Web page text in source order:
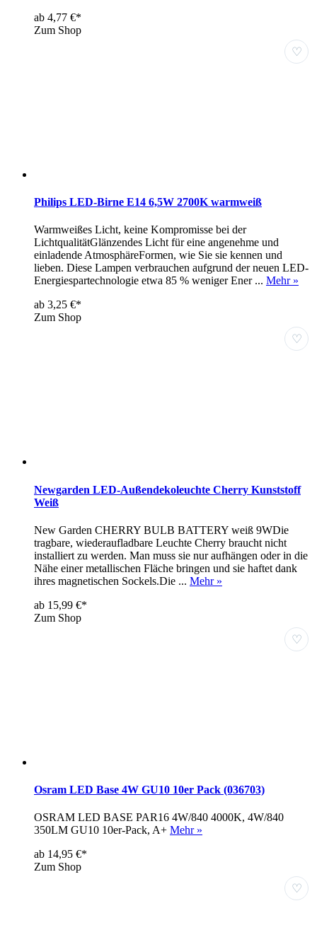
ab 4,77 €*
Zum Shop
♡
Philips LED-Birne E14 6,5W 2700K warmweiß
Warmweißes Licht, keine Kompromisse bei der
LichtqualitätGlänzendes Licht für eine angenehme und
einladende AtmosphäreFormen, wie Sie sie kennen und
lieben. Diese Lampen verbrauchen aufgrund der neuen LED-
Energiespartechnologie etwa 85 % weniger Ener ... Mehr »
ab 3,25 €*
Zum Shop
♡
Newgarden LED-Außendekoleuchte Cherry Kunststoff
Weiß
New Garden CHERRY BULB BATTERY weiß 9WDie
tragbare, wiederaufladbare Leuchte Cherry braucht nicht
installiert zu werden. Man muss sie nur aufhängen oder in die
Nähe einer metallischen Fläche bringen und sie haftet dank
ihres magnetischen Sockels.Die ... Mehr »
ab 15,99 €*
Zum Shop
♡
Osram LED Base 4W GU10 10er Pack (036703)
OSRAM LED BASE PAR16 4W/840 4000K, 4W/840
350LM GU10 10er-Pack, A+ Mehr »
ab 14,95 €*
Zum Shop
♡